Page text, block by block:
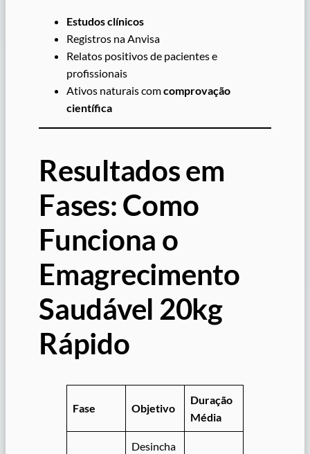
Estudos clínicos
Registros na Anvisa
Relatos positivos de pacientes e
profissionais
Ativos naturais comcomprovação
científica
Resultados em
Fases: Como
Funciona o
Emagrecimento
Saudável 20kg
Rápido
Fase Objetivo
Duração
Média
Desincha